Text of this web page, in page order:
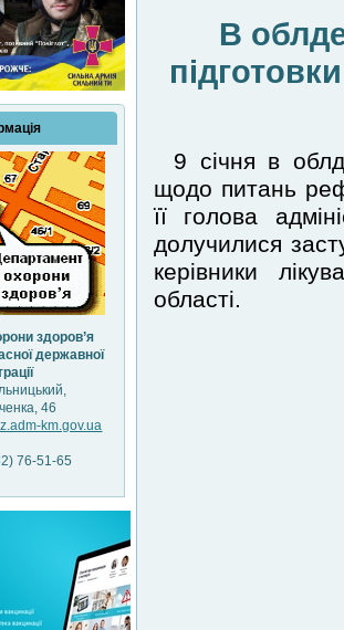
здоров’я
державної
46
km.gov.ua
76-51-65
В
9 січня в
щодо питань
її голова
долучилися
керівники
області.